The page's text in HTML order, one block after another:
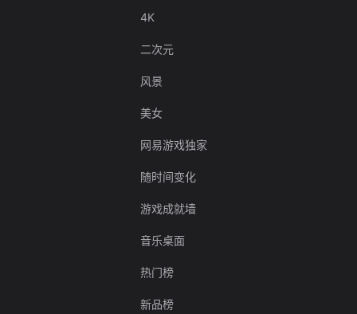
4K
二次元
风景
美女
网易游戏独家
随时间变化
游戏成就墙
音乐桌面
热门榜
新品榜